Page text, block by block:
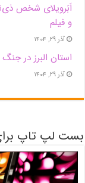
اَبَر‌ویلای شخص
و فیلم
آذر ۲۹, ۱۴۰۴
استان البرز در جنگ 12 روزه 7 شهید دانشجو تقدیم انقلاب کرد
آذر ۲۹, ۱۴۰۴
بست لپ تاپ